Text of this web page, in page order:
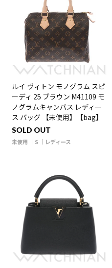
ルイ ヴィトン モノグラム スピ
ーディ 25 ブラウン M41109 モ
ノグラムキャンバス レディー
ス バッグ 【未使用】【bag】
SOLD OUT
未使用 S レディース